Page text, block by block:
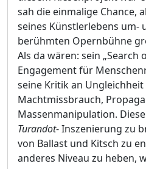
sah die einmalige Chance,
seines Künstlerlebens um-
berühmten Opernbühne
Als da wären: sein „Search
Engagement für
seine Kritik an
Machtmissbrauch,
Massenmanipulation.
Turandot- Inszenierung zu
von Ballast und Kitsch zu
anderes Niveau zu heben,